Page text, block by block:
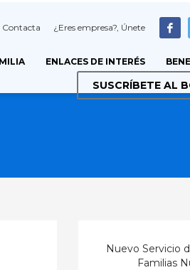
Contacta ¿Eres empresa?, Únete
ENLACES DE INTERÉS
SUSCRÍBETE AL
Nuevo Servicio
Familias